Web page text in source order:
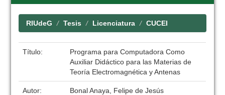
RIUdeG Tesis Licenciatura CUCEI
Título:
Programa para Computadora Como
Auxiliar Didáctico para las Materias de
Teoría Electromagnética y Antenas
Autor:
Bonal Anaya, Felipe de Jesús